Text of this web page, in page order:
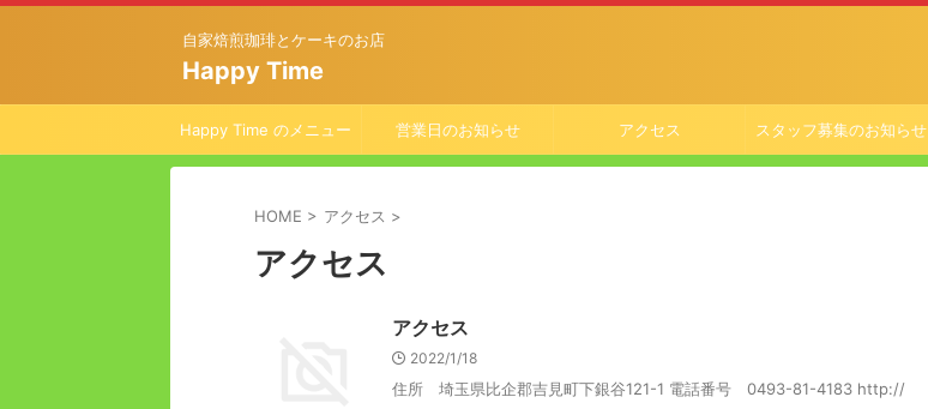
自家焙煎珈琲とケーキのお店
Happy Time
Happy Time のメニュー 営業日のお知らせ アクセス スタッフ募集のお知らせ
HOME > アクセス >
アクセス
アクセス
2022/1/18
住所 埼玉県比企郡吉見町下銀谷121-1 電話番号 0493-81-4183 http://